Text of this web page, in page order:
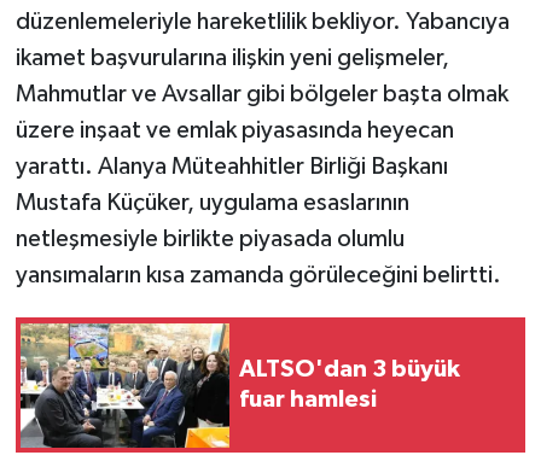
düzenlemeleriyle hareketlilik bekliyor. Yabancıya
ikamet başvurularına ilişkin yeni gelişmeler,
Mahmutlar ve Avsallar gibi bölgeler başta olmak
üzere inşaat ve emlak piyasasında heyecan
yarattı. Alanya Müteahhitler Birliği Başkanı
Mustafa Küçüker, uygulama esaslarının
netleşmesiyle birlikte piyasada olumlu
yansımaların kısa zamanda görüleceğini belirtti.
ALTSO'dan 3 büyük
fuar hamlesi